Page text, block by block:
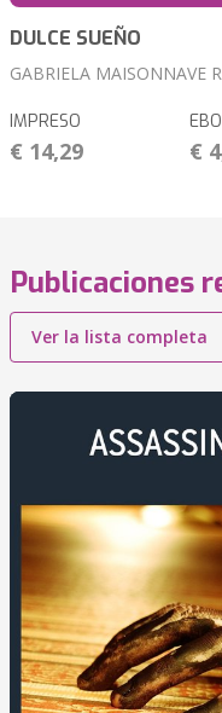
DULCE SUEÑO
GABRIELA MAISONNAVE
IMPRESO
€ 14,29 €
Publicaciones
Ver la lista completa